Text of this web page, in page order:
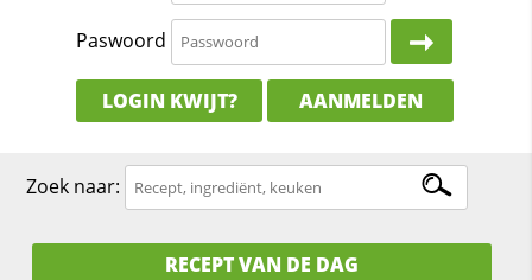
Paswoord
LOGIN KWIJT? AANMELDEN
Zoek naar:
RECEPT VAN DE DAG